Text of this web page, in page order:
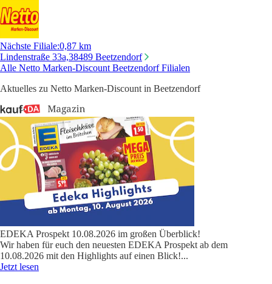
Nächste Filiale:0,87 km
Lindenstraße 33a,38489 Beetzendorf
Alle Netto Marken-Discount Beetzendorf Filialen
Aktuelles zu Netto Marken-Discount in Beetzendorf
EDEKA Prospekt 10.08.2026 im großen Überblick!
Wir haben für euch den neuesten EDEKA Prospekt ab dem
10.08.2026 mit den Highlights auf einen Blick!...
Jetzt lesen